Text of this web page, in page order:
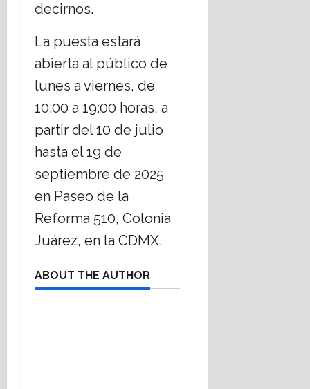
decirnos.
La puesta estará
abierta al público de
lunes a viernes, de
10:00 a 19:00 horas, a
partir del 10 de julio
hasta el 19 de
septiembre de 2025
en Paseo de la
Reforma 510, Colonia
Juárez, en la CDMX.
ABOUT THE AUTHOR